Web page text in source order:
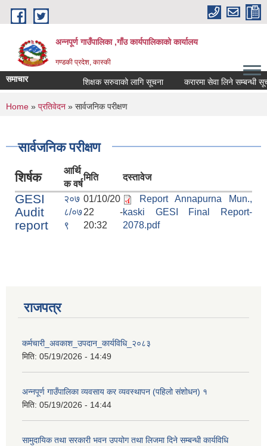
Skip to main content
अन्नपूर्ण गाउँपालिका ,गाँउ कार्यपालिकाको कार्यालय
गण्डकी प्रदेश, कास्की
समाचार शिक्षक सरुवाको लागि सूचना करारमा सेवा लिने सम्बन्धी
You are here
Home » प्रतिवेदन » सार्वजनिक परीक्षण
सार्वजनिक परीक्षण
शिर्षक
आर्थि
क वर्ष
मिति दस्तावेज
GESI
Audit
report
२०७
८/०७
९
01/10/20
22 -
20:32
Report Annapurna Mun.,
kaski GESI Final Report-
2078.pdf
राजपत्र
कर्मचारी_अवकाश_उपदान_कार्यविधि_२०८३
मिति: 05/19/2026 - 14:49
अन्नपूर्ण गाउँपालिका व्यवसाय कर व्यवस्थापन (पहिलो संशोधन) १
मिति: 05/19/2026 - 14:44
सामुदायिक तथा सरकारी भवन उपयोग तथा लिजमा दिने सम्बन्धी कार्यविधि